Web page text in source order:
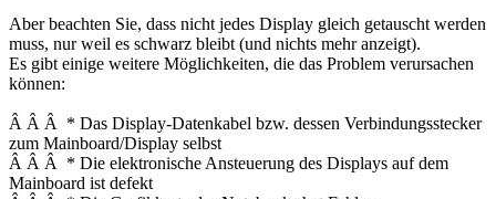
Aber beachten Sie, dass nicht jedes Display gleich getauscht werden
muss, nur weil es schwarz bleibt (und nichts mehr anzeigt).
Es gibt einige weitere Möglichkeiten, die das Problem verursachen
können:
Â Â Â * Das Display-Datenkabel bzw. dessen Verbindungsstecker
zum Mainboard/Display selbst
Â Â Â * Die elektronische Ansteuerung des Displays auf dem
Mainboard ist defekt